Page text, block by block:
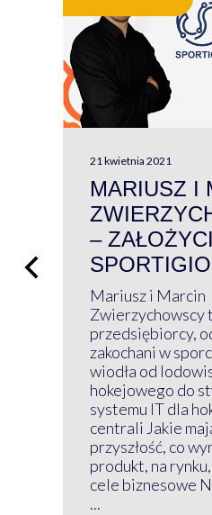
21 kwietnia 2021
MARIUSZ I
–
SPORTIGIO
Mariusz i Marcin
Zwierzychowscy
przedsiębiorcy,
zakochani w
wiodła od
hokejowego do
systemu IT dla
centrali Jakie
przyszłość, co
produkt, na
cele biznesowe
...